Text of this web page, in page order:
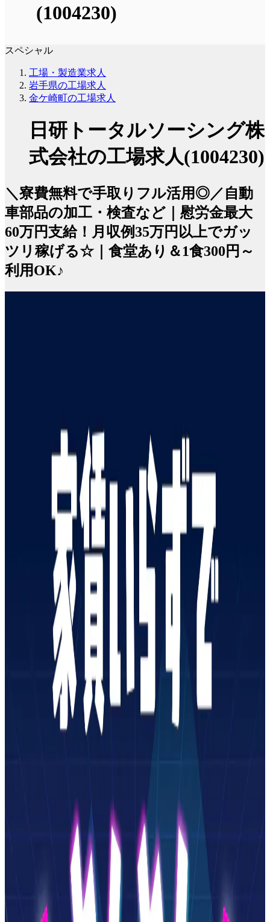
(1004230)
スペシャル
工場・製造業求人
岩手県の工場求人
金ケ崎町の工場求人
日研トータルソーシング株
式会社の工場求人(1004230)
＼寮費無料で手取りフル活用◎／自動
車部品の加工・検査など｜慰労金最大
60万円支給！月収例35万円以上でガッ
ツリ稼げる☆｜食堂あり＆1食300円～
利用OK♪